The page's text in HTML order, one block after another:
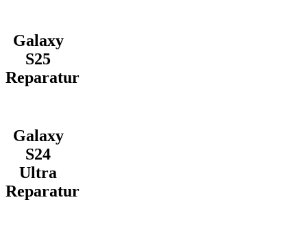
Galaxy
S25
Reparatur
Galaxy
S24
Ultra
Reparatur